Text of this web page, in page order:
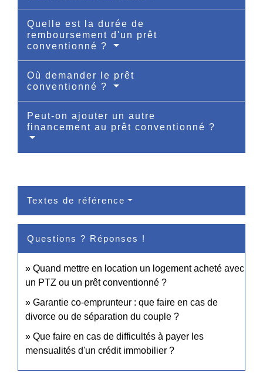
Quelle est la durée de
remboursement d'un prêt
conventionné ?
Où demander le prêt
conventionné ?
Peut-on ajouter un autre
financement au prêt conventionné ?
Textes de référence
Questions ? Réponses !
Quand mettre en location un logement acheté avec
un PTZ ou un prêt conventionné ?
Garantie co-emprunteur : que faire en cas de
divorce ou de séparation du couple ?
Que faire en cas de difficultés à payer les
mensualités d'un crédit immobilier ?